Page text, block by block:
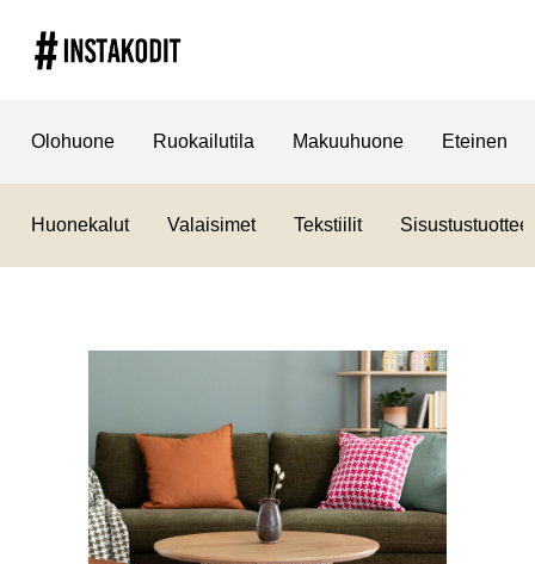
Olohuone Ruokailutila Makuuhuone Eteinen
Huonekalut Valaisimet Tekstiilit Sisustustuotteet